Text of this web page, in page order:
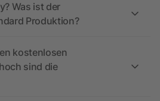
Was ist der
Produktion?
kostenlosen
sind die